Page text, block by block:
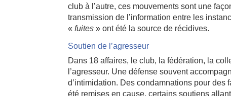
club à l’autre, ces mouvements sont une
transmission de l’information entre les
«fuites » ont été la source de récidives.
Soutien de l’agresseur
Dans 18 affaires, le club, la fédération, la
l’agresseur. Une défense souvent
d’intimidation. Des condamnations pour
été remises en cause, certains soutiens